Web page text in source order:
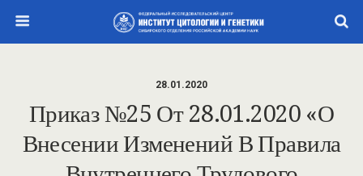
28.01.2020
Приказ №25 От 28.01.2020 «О
Внесении Изменений В Правила